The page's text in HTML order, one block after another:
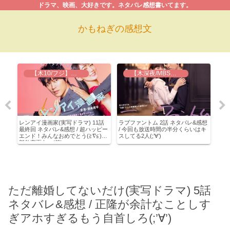
かもねぎの感想文
ドラマ、映画、大好きです。ネタバレ感想書いてます。
【木10/フジ】レンアイ漫画家
レンアイ漫画家(実写ドラマ) 11話
最終回 ネタバレ&感想 / 超ハッピー
エンド！みんなおめでとう(≧∇≦)刈
部豹変面白い(笑)
【木深夜/MBS】ラブファントム
ラブファントム 2話 ネタバレ&感想
/ 今回も放送時間の半分くらいはキ
スしてる2人(;’∀’)
ただ離婚してないだけ(実写ドラマ) 5話
ネタバレ&感想 / 正隆が余計なことしす
ぎアホすぎるもう自首しろ(;’∀’)